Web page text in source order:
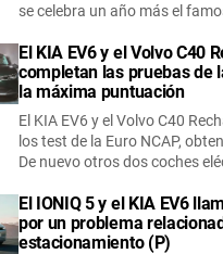
se celebra un año más el
El KIA EV6 y el Volvo C40
completan las pruebas de
la máxima puntuación
El KIA EV6 y el Volvo C40
los test de la Euro NCAP,
De nuevo otros dos coches
El IONIQ 5 y el KIA EV6
por un problema
estacionamiento (P)